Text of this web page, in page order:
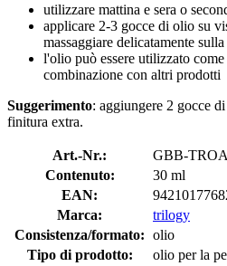
utilizzare mattina e sera o
applicare 2-3 gocce di olio su
massaggiare delicatamente
l'olio può essere utilizzato
combinazione con altri prodotti
Suggerimento: aggiungere 2 gocce
finitura extra.
Art.-Nr.:
GBB-
Contenuto:
30 ml
EAN:
Marca:
trilogy
Consistenza/formato: olio
Tipo di prodotto:
olio per la